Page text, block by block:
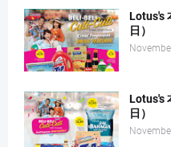
Lotus's
日）
Lotus's
日）